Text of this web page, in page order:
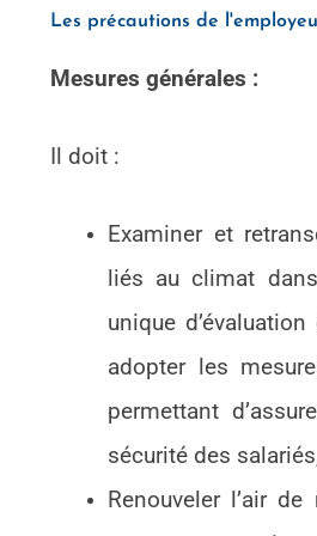
Les précautions de
Mesures générales :
Il doit :
Examiner et
liés au climat
unique
adopter les
permettant
sécurité des
Renouveler l’air